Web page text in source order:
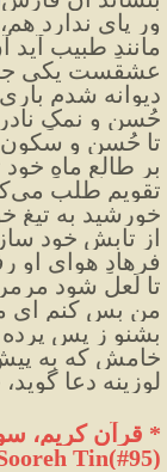
ور پای ندارد
مانندِ طبیب آید
عشقست یکی
دیوانه شدم
حُسن و نمکِ
تا حُسن و سکون
بر طالعِ ماهِ
تقویم طلب می‌کن در سوره وَالتّینش
خورشید به تیغِ
از تابشِ خود
فرهادِ هوای او
تا لَعل شود
من بس کنم ای
بشنو ز پسِ پرده
خامش که به
لوزینه دعا
* قرآن کریم،
Tin(#95)